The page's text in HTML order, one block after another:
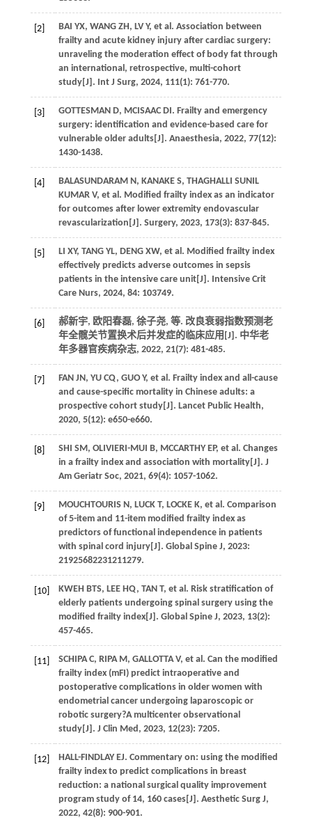
[2] BAI YX, WANG ZH, LV Y, et al . Association between
frailty and acute kidney injury after cardiac surgery:
unraveling the moderation effect of body fat through
an international, retrospective, multi-cohort
study[J]. Int J Surg, 2024, 111(1): 761-770.
[3] GOTTESMAN D, MCISAAC DI. Frailty and emergency
surgery: identification and evidence-based care for
vulnerable older adults[J]. Anaesthesia, 2022, 77(12):
1430-1438.
[4] BALASUNDARAM N, KANAKE S, THAGHALLI SUNIL
KUMAR V, et al . Modified frailty index as an indicator
for outcomes after lower extremity endovascular
revascularization[J]. Surgery, 2023, 173(3): 837-845.
[5] LI XY, TANG YL, DENG XW, et al . Modified frailty index
effectively predicts adverse outcomes in sepsis
patients in the intensive care unit[J]. Intensive Crit
Care Nurs, 2024, 84: 103749.
[6] 郝新宇, 欧阳春磊, 徐子尧, 等. 改良衰弱指数预测老
年全髋关节置换术后并发症的临床应用[J]. 中华老
年多器官疾病杂志, 2022, 21(7): 481-485.
[7] FAN JN, YU CQ, GUO Y, et al . Frailty index and all-cause
and cause-specific mortality in Chinese adults: a
prospective cohort study[J]. Lancet Public Health,
2020, 5(12): e650-e660.
[8] SHI SM, OLIVIERI-MUI B, MCCARTHY EP, et al . Changes
in a frailty index and association with mortality[J]. J
Am Geriatr Soc, 2021, 69(4): 1057-1062.
[9] MOUCHTOURIS N, LUCK T, LOCKE K, et al . Comparison
of 5-item and 11-item modified frailty index as
predictors of functional independence in patients
with spinal cord injury[J]. Global Spine J, 2023:
21925682231211279.
[10] KWEH BTS, LEE HQ, TAN T, et al . Risk stratification of
elderly patients undergoing spinal surgery using the
modified frailty index[J]. Global Spine J, 2023, 13(2):
457-465.
[11] SCHIPA C, RIPA M, GALLOTTA V, et al . Can the modified
frailty index (mFI) predict intraoperative and
postoperative complications in older women with
endometrial cancer undergoing laparoscopic or
robotic surgery?A multicenter observational
study[J]. J Clin Med , 2023, 12(23): 7205.
[12] HALL-FINDLAY EJ. Commentary on: using the modified
frailty index to predict complications in breast
reduction: a national surgical quality improvement
program study of 14, 160 cases[J]. Aesthetic Surg J,
2022, 42(8): 900-901.